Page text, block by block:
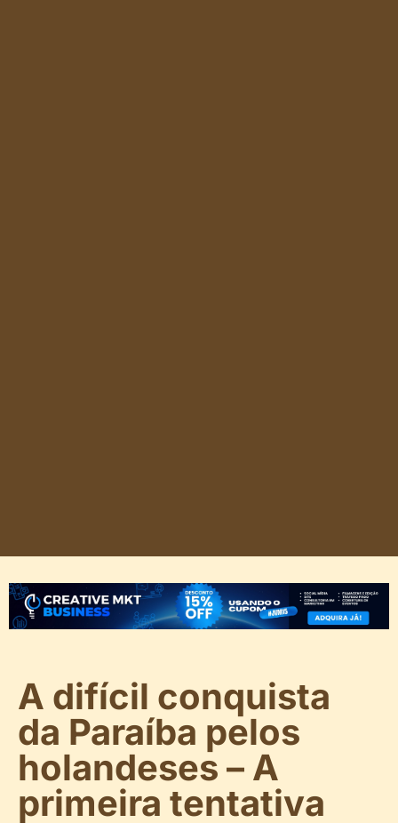
A difícil conquista
da Paraíba pelos
holandeses – A
primeira tentativa